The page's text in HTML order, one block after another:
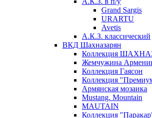
Grand Sargis
URARTU
Avetis
А.К.З. классический
ВКД Шахназарян
Коллекция
Жемчужина
Коллекция Гаясон
Коллекция
Армянская мозаика
Mustang. Mountain
MAUTAIN
Коллекция